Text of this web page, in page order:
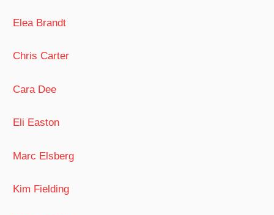
Elea Brandt
Chris Carter
Cara Dee
Eli Easton
Marc Elsberg
Kim Fielding